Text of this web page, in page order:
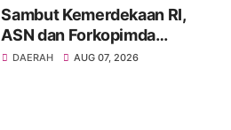
Sambut Kemerdekaan RI,
ASN dan Forkopimda
Gunungsitoli Gotong
DAERAH AUG 07, 2026